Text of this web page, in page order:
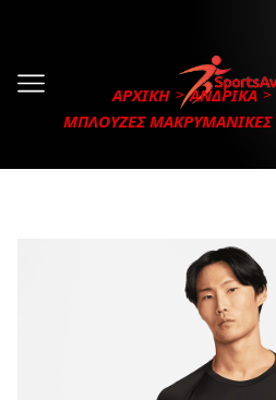
ΑΡΧΙΚΗ ΑΝΔΡΙΚΑ
ΜΠΛΟΥΖΕΣ ΜΑΚΡΥΜΑΝΙΚΕΣ